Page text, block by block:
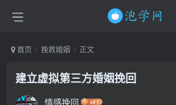
首页 挽救婚姻 正文
建立虚拟第三方婚姻挽回
情感挽回